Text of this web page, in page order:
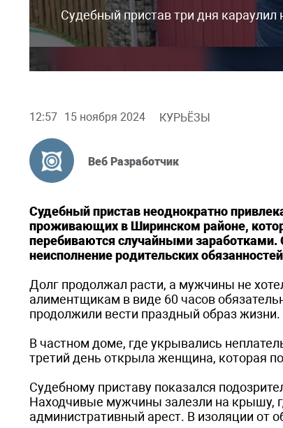
Судебный пристав три дня караулил
12:57 15 ноября 2024 КУРЬЁЗЫ
Веб Разработчик
Судебный пристав неоднократно
проживающих в Ширинском районе,
перебиваются случайными заработками.
неисполнение родительских
Долг продолжал расти, а мужчины не
алиментщикам в виде 60 часов
продолжили вести праздный образ жизни.
В частном доме, где укрывались
третий день открыла женщина, которая
Судебному приставу показался
Находчивые мужчины залезли на крышу,
административный арест. В изоляции от